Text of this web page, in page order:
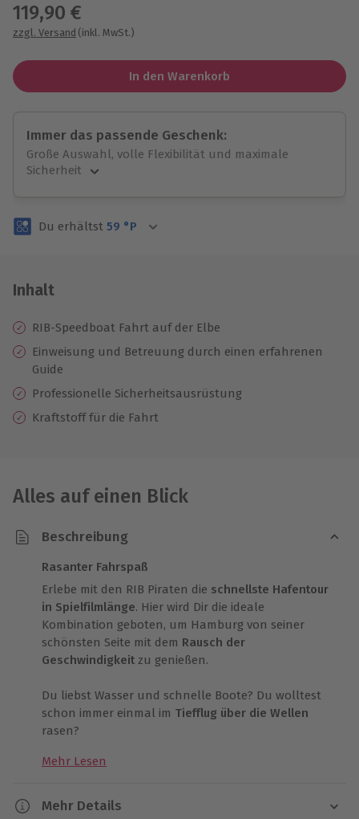
119,90 €
zzgl. Versand (inkl. MwSt.)
In den Warenkorb
Immer das passende Geschenk:
Große Auswahl, volle Flexibilität und maximale
Sicherheit
Volle Flexibilität
3 Jahre gültig & verlängerbar.
Du erhältst 59 °P
Inhalt
RIB-Speedboat Fahrt auf der Elbe
Einweisung und Betreuung durch einen erfahrenen
Guide
Professionelle Sicherheitsausrüstung
Kraftstoff für die Fahrt
Alles auf einen Blick
Beschreibung
Rasanter Fahrspaß
Erlebe mit den RIB Piraten die schnellste Hafentour
in Spielfilmlänge. Hier wird Dir die ideale
Kombination geboten, um Hamburg von seiner
schönsten Seite mit dem Rausch der
Geschwindigkeit zu genießen.
Du liebst Wasser und schnelle Boote? Du wolltest
schon immer einmal im Tiefflug über die Wellen
rasen?
Dann ist dieses
imHamburger Hafen
Mehr Lesen
Mehr Details